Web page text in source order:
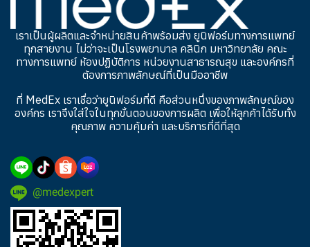
เราเป็นผู้ผลิตและจำหน่ายสินค้าพร้อมส่ง ยูนิฟอร์มทางการแพทย์
ทุกสายงาน ไม่ว่าจะเป็นโรงพยาบาล คลินิก มหาวิทยาลัย คณะ
ทางการแพทย์ ห้องปฏิบัติการ หน่วยงานสาธารณสุข และองค์กรที่
ต้องการภาพลักษณ์ที่เป็นมืออาชีพ
ที่ MedEx เราเชื่อว่ายูนิฟอร์มที่ดี คือส่วนหนึ่งของภาพลักษณ์ของ
องค์กร เราจึงใส่ใจในทุกขั้นตอนของการผลิต เพื่อให้ลูกค้าได้รับทั้ง
คุณภาพ ความคุ้มค่า และบริการที่ดีที่สุด
@medexpert